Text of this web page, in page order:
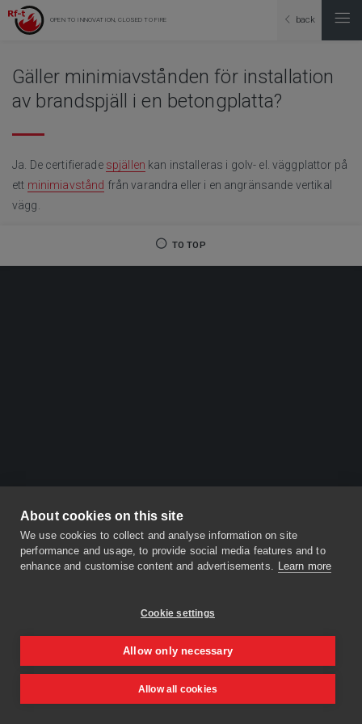
About cookies on this site
We use cookies to collect and analyse information on site
performance and usage, to provide social media features and to
enhance and customise content and advertisements. Learn more
Cookie settings
Allow only necessary
Allow all cookies
OPEN TO INNOVATION, CLOSED TO FIRE back
Gäller minimiavstånden för installation
av brandspjäll i en betongplatta?
Ja. De certifierade spjällen kan installeras i golv- el. väggplattor på
ett minimiavstånd från varandra eller i en angränsande vertikal
vägg.
TO TOP